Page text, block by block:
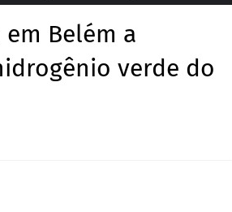
Belém a
verde do